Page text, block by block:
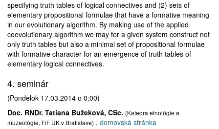
specifying truth tables of logical connectives and (2) sets of
elementary propositional formulae that have a formative meaning
in our evolutionary algorithm. By making use of the applied
coevolutionary algorithm we may for a given system construct not
only truth tables but also a minimal set of propositional formulae
with formative character for an emergence of truth tables of
elementary logical connectives.
4. seminár
(Pondelok 17.03.2014 o 0:00)
Doc. RNDr. Tatiana Bužeková, CSc. (Katedra etnológie a
muzeológie, FiF UK v Bratislave) , domovská stránka